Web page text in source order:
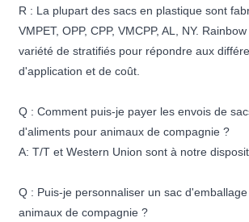
R : La plupart des sacs en plastique sont
VMPET, OPP, CPP, VMCPP, AL, NY.
variété de stratifiés pour répondre aux
d'application et de coût.
Q : Comment puis-je payer les envois de
d'aliments pour animaux de compagnie ?
A: T/T et Western Union sont à notre
Q : Puis-je personnaliser un sac
animaux de compagnie ?